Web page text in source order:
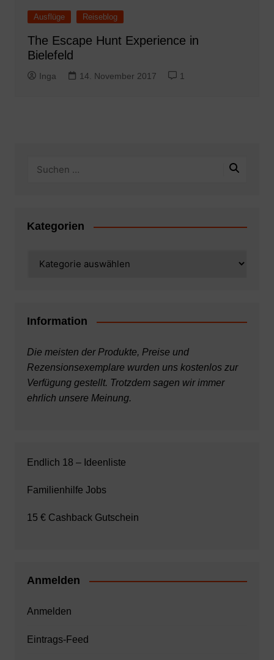
Ausflüge Reiseblog
The Escape Hunt Experience in
Bielefeld
Inga 14. November 2017 1
Kategorien
Information
Die meisten der Produkte, Preise und
Rezensionsexemplare wurden uns kostenlos zur
Verfügung gestellt. Trotzdem sagen wir immer
ehrlich unsere Meinung.
Endlich 18 – Ideenliste
Familienhilfe Jobs
15 € Cashback Gutschein
Anmelden
Anmelden
Eintrags-Feed